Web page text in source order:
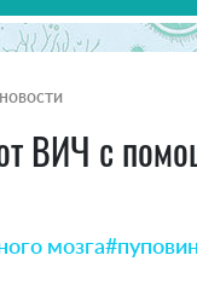
ВИЧ с
мозга